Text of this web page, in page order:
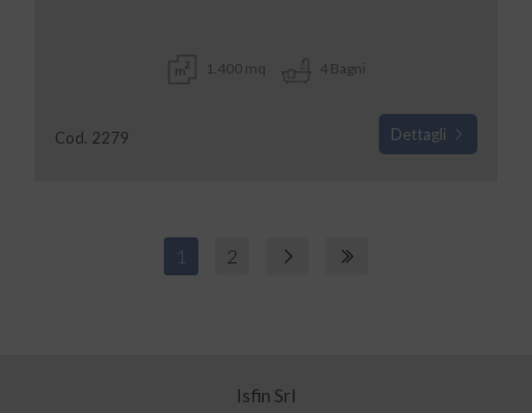
1.400 mq 4 Bagni
Cod. 2279 Dettagli
1 2
Isfin Srl